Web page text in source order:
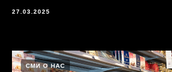
27.03.2025
СМИ О НАС